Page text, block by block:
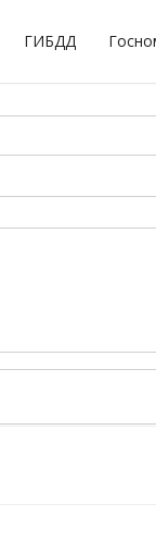
ГИБДД